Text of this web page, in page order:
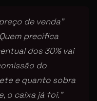
de venda”
precifica
dos 30% vai
do
e quanto sobra
o caixa já foi.”